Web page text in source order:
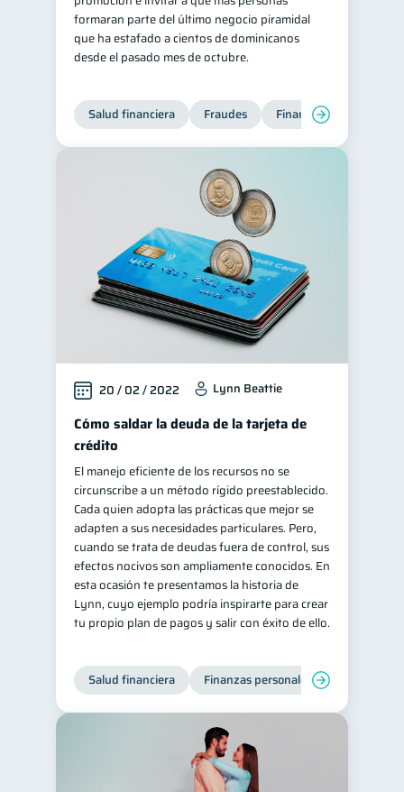
Doble sueldo
Gasto responsable 1
información financiera
formaran parte del último negocio piramidal
que ha estafado a cientos de dominicanos
desde el pasado mes de octubre.
Salud financiera Fraudes Finanzas personales
20 / 02 / 2022 Lynn Beattie
Cómo saldar la deuda de la tarjeta de
crédito
El manejo eficiente de los recursos no se
circunscribe a un método rígido preestablecido.
Cada quien adopta las prácticas que mejor se
adapten a sus necesidades particulares. Pero,
cuando se trata de deudas fuera de control, sus
efectos nocivos son ampliamente conocidos. En
esta ocasión te presentamos la historia de
Lynn, cuyo ejemplo podría inspirarte para crear
tu propio plan de pagos y salir con éxito de ello.
Salud financiera Finanzas personales